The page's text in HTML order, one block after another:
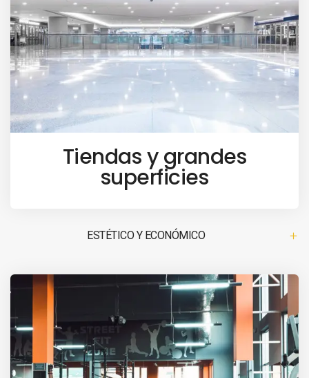
Tiendas y grandes
superficies
ESTÉTICO Y ECONÓMICO